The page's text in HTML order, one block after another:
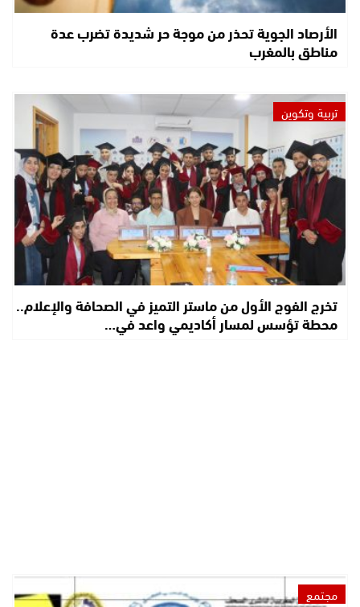
الأرصاد الجوية تحذر من موجة حر شديدة تضرب عدة
مناطق بالمغرب
تربية وتكوين
تخرج الفوج الأول من ماستر التميز في الصحافة والإعلام..
محطة تؤسس لمسار أكاديمي واعد في…
مجتمع